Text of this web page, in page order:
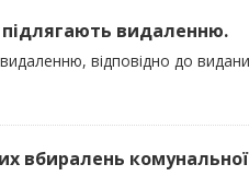
видаленню.
відповідно до
вбиралень